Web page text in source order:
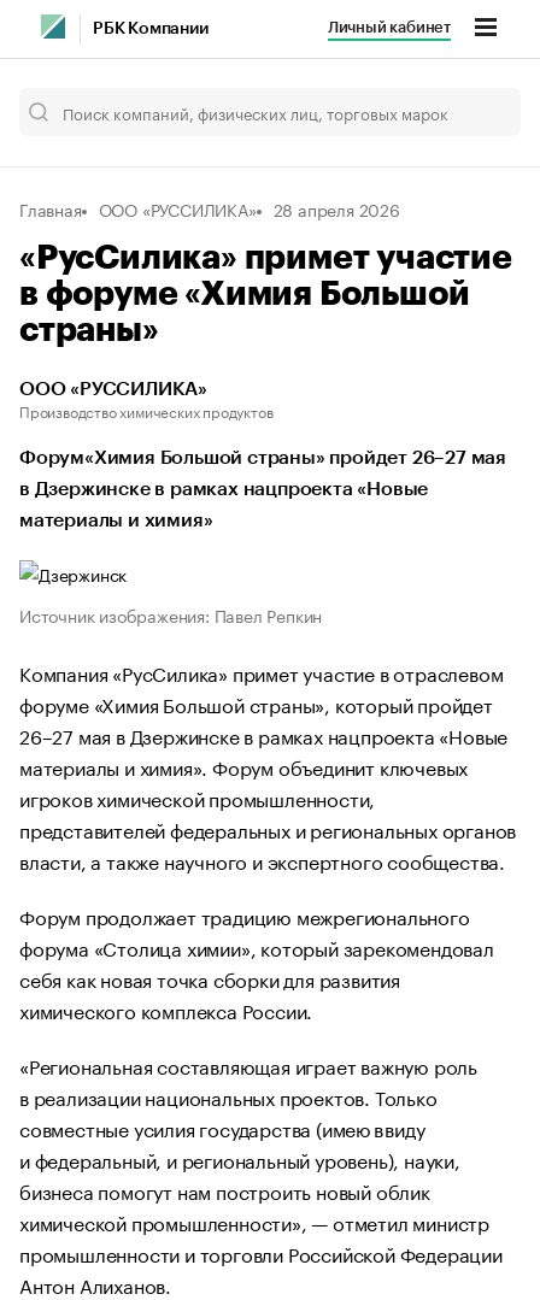
РБК Компании Личный кабинет
Главная ООО «РУССИЛИКА» 28 апреля 2026
«РусСилика» примет участие
в форуме «Химия Большой
страны»
ООО «РУССИЛИКА»
Производство химических продуктов
Форум«Химия Большой страны» пройдет 26–27 мая
в Дзержинске в рамках нацпроекта «Новые
материалы и химия»
Источник изображения: Павел Репкин
Компания «РусСилика» примет участие в отраслевом
форуме «Химия Большой страны», который пройдет
26–27 мая в Дзержинске в рамках нацпроекта «Новые
материалы и химия». Форум объединит ключевых
игроков химической промышленности,
представителей федеральных и региональных органов
власти, а также научного и экспертного сообщества.
Форум продолжает традицию межрегионального
форума «Столица химии», который зарекомендовал
себя как новая точка сборки для развития
химического комплекса России.
«Региональная составляющая играет важную роль
в реализации национальных проектов. Только
совместные усилия государства (имею в виду
и федеральный, и региональный уровень), науки,
бизнеса помогут нам построить новый облик
химической промышленности», — отметил министр
промышленности и торговли Российской Федерации
Антон Алиханов.